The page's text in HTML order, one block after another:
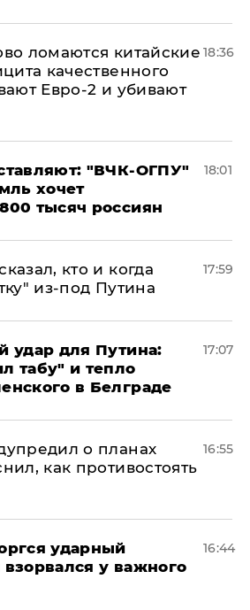
ломаются китайские
качественного
Евро-2 и убивают
18:36
"ВЧК-ОГПУ"
хочет
тысяч россиян
18:01
кто и когда
из-под Путина
17:59
удар для Путина:
табу" и тепло
в Белграде
17:07
о планах
как противостоять
16:55
ударный
у важного
16:44